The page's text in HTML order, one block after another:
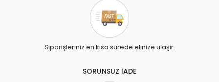
Siparişleriniz en kısa sürede elinize ulaşır.
SORUNSUZ İADE